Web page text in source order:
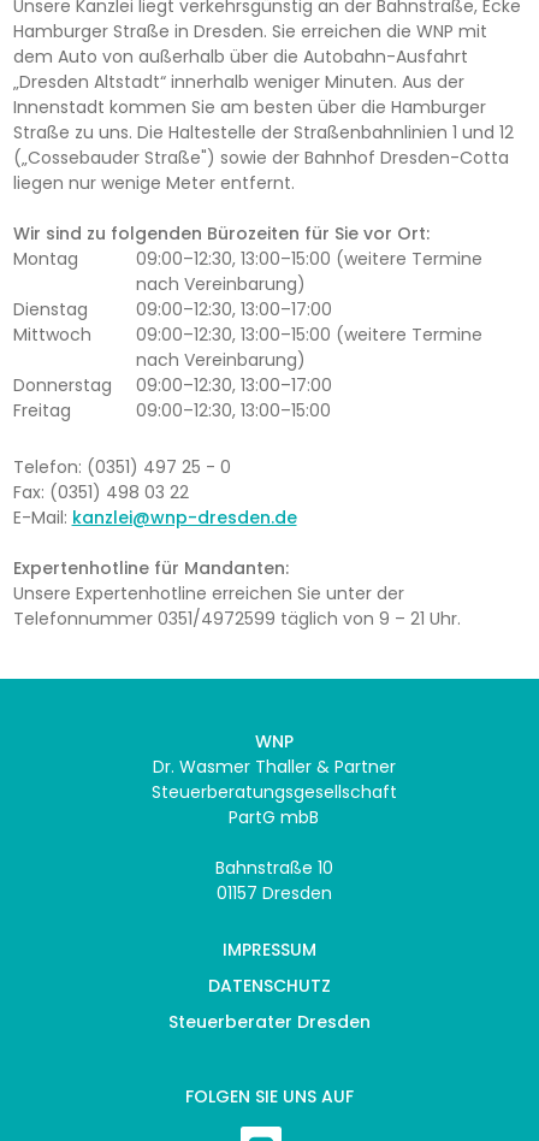
Unsere Kanzlei liegt verkehrsgünstig an der Bahnstraße, Ecke
Hamburger Straße in Dresden. Sie erreichen die WNP mit
dem Auto von außerhalb über die Autobahn-Ausfahrt
„Dresden Altstadt“ innerhalb weniger Minuten. Aus der
Innenstadt kommen Sie am besten über die Hamburger
Straße zu uns. Die Haltestelle der Straßenbahnlinien 1 und 12
(„Cossebauder Straße") sowie der Bahnhof Dresden-Cotta
liegen nur wenige Meter entfernt.
Wir sind zu folgenden Bürozeiten für Sie vor Ort:
Montag
09:00–12:30, 13:00–15:00 (weitere Termine
nach Vereinbarung)
Dienstag
09:00–12:30, 13:00–17:00
Mittwoch
09:00–12:30, 13:00–15:00 (weitere Termine
nach Vereinbarung)
Donnerstag
09:00–12:30, 13:00–17:00
Freitag
09:00–12:30, 13:00–15:00
Telefon: (0351) 497 25 - 0
Fax: (0351) 498 03 22
E-Mail: kanzlei@wnp-dresden.de
Expertenhotline für Mandanten:
Unsere Expertenhotline erreichen Sie unter der
Telefonnummer 0351/4972599 täglich von 9 – 21 Uhr.
WNP
Dr. Wasmer Thaller & Partner
Steuerberatungsgesellschaft
PartG mbB
Bahnstraße 10
01157 Dresden
IMPRESSUM
DATENSCHUTZ
Steuerberater Dresden
FOLGEN SIE UNS AUF